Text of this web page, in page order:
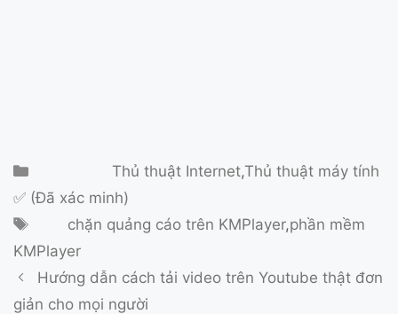
Danh mụcThủ thuật Internet,Thủ thuật máy tính
✅ (Đã xác minh)
Thẻchặn quảng cáo trên KMPlayer,phần mềm
KMPlayer
Hướng dẫn cách tải video trên Youtube thật đơn
giản cho mọi người